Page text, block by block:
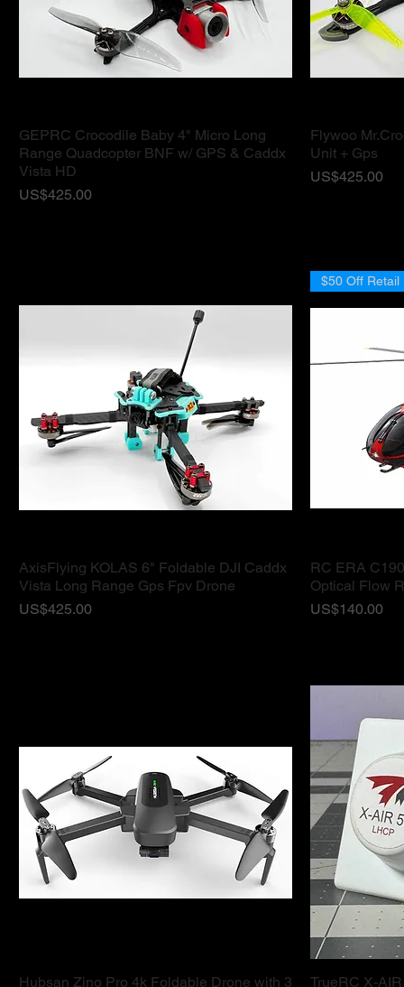
ดูข้อมูลด่วน
GEPRC Crocodile Baby 4" Micro Long
Range Quadcopter BNF w/ GPS & Caddx
Vista HD
ราคา
US$425.00
Flywoo
Unit + Gps
ราคา
US$425.00
ดูข้อมูลด่วน
AxisFlying KOLAS 6" Foldable DJI Caddx
Vista Long Range Gps Fpv Drone
ราคา
US$425.00
$50 Off Retail
RC ERA
Optical Flow
ราคา
US$140.00
ดูข้อมูลด่วน
Hubsan Zino Pro 4k Foldable Drone with 3 TrueRC X-